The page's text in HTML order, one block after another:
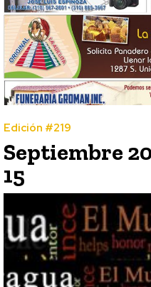
Edición #219
Septiembre
15